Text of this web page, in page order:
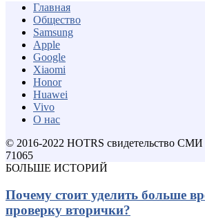
Главная
Общество
Samsung
Apple
Google
Xiaomi
Honor
Huawei
Vivo
О нас
© 2016-2022 HOTRS свидетельство
71065
БОЛЬШЕ ИСТОРИЙ
Почему стоит уделить больше
проверку вторички?